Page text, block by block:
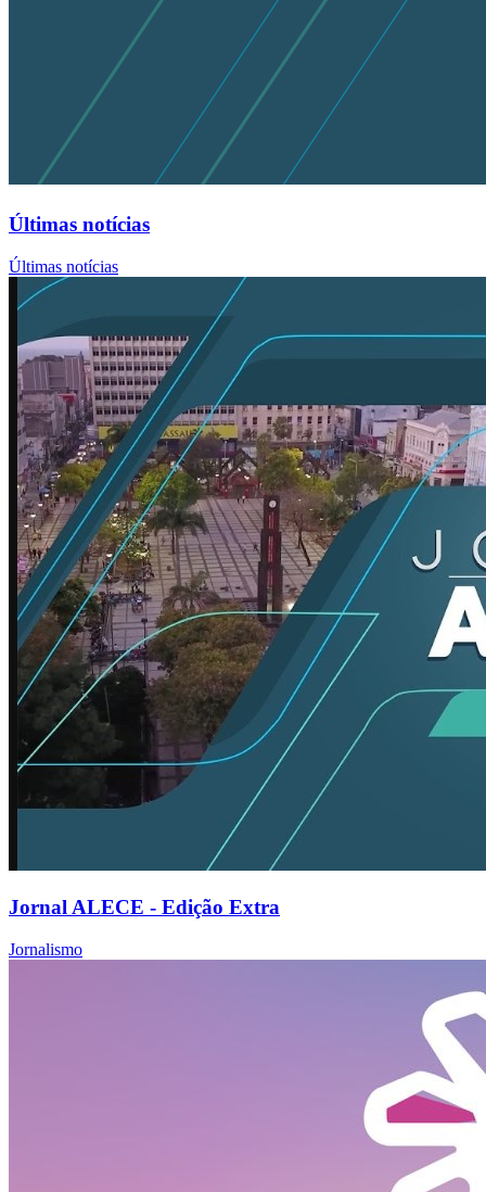
Últimas notícias
Últimas notícias
Jornal ALECE - Edição Extra
Jornalismo